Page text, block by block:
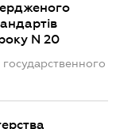
N 20